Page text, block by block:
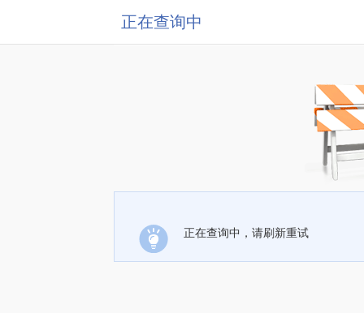
正在查询中
正在查询中，请刷新重试